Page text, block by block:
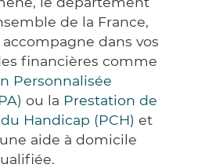
de la France,
dans vos
financières comme
Personnalisée
ou la Prestation de
Handicap (PCH) et
aide à domicile